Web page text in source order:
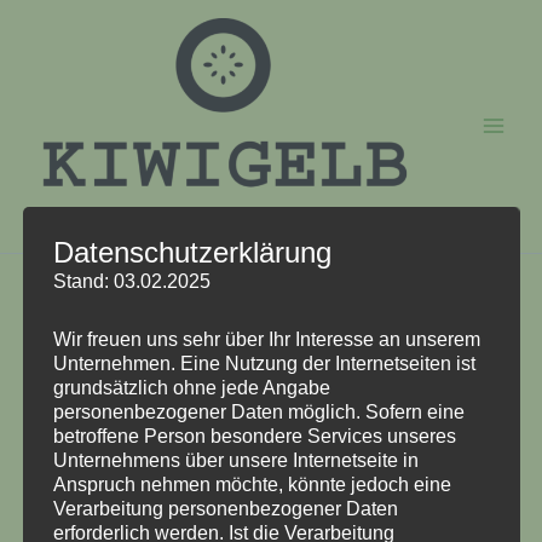
Nachhaltigkeit
Ich versuche, wenn möglich, den Versand zu Euch so
Nachhaltigkeit wie möglich zu gestalten.
Mein Hauptansatzpunkt ist hierbei die Verpackung sowie
das Polstermaterial.
Solange die Verpackung unbeschädigt, sauber und
Datenschutzerklärung
Stand: 03.02.2025
Wir freuen uns sehr über Ihr Interesse an unserem
Unternehmen. Eine Nutzung der Internetseiten ist
grundsätzlich ohne jede Angabe
personenbezogener Daten möglich. Sofern eine
betroffene Person besondere Services unseres
Unternehmens über unsere Internetseite in
Anspruch nehmen möchte, könnte jedoch eine
Verarbeitung personenbezogener Daten
erforderlich werden. Ist die Verarbeitung